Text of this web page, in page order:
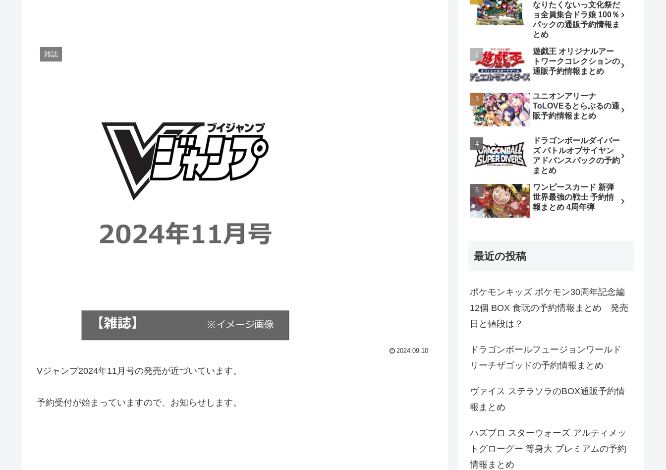
雑誌
2024.09.10
Vジャンプ2024年11月号の発売が近づいています。
予約受付が始まっていますので、お知らせします。
なりたくないっ文化祭だ
ョ全員集合ドラ娘 100％
パックの通販予約情報ま
とめ
遊戯王 オリジナルアー
トワークコレクションの
通販予約情報まとめ
ユニオンアリーナ
ToLOVEるとらぶるの通
販予約情報まとめ
ドラゴンボールダイバー
ズ バトルオブサイヤン
アドバンスパックの予約
まとめ
ワンピースカード 新弾
世界最強の戦士 予約情
報まとめ 4周年弾
最近の投稿
ポケモンキッズ ポケモン30周年記念編
12個 BOX 食玩の予約情報まとめ 発売
日と値段は？
ドラゴンボールフュージョンワールド
リーチザゴッドの予約情報まとめ
ヴァイス ステラソラのBOX通販予約情
報まとめ
ハズブロ スターウォーズ アルティメッ
トグローグー 等身大 プレミアムの予約
情報まとめ